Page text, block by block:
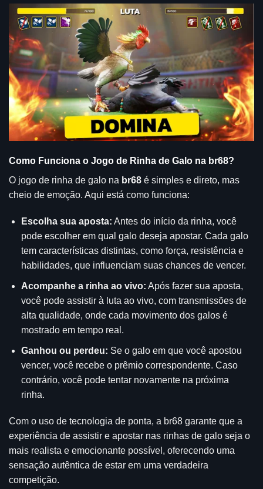
Como Funciona o Jogo de Rinha de Galo na br68?
O jogo de rinha de galo na br68 é simples e direto, mas
cheio de emoção. Aqui está como funciona:
Escolha sua aposta: Antes do início da rinha, você
pode escolher em qual galo deseja apostar. Cada galo
tem características distintas, como força, resistência e
habilidades, que influenciam suas chances de vencer.
Acompanhe a rinha ao vivo: Após fazer sua aposta,
você pode assistir à luta ao vivo, com transmissões de
alta qualidade, onde cada movimento dos galos é
mostrado em tempo real.
Ganhou ou perdeu: Se o galo em que você apostou
vencer, você recebe o prêmio correspondente. Caso
contrário, você pode tentar novamente na próxima
rinha.
Com o uso de tecnologia de ponta, a br68 garante que a
experiência de assistir e apostar nas rinhas de galo seja o
mais realista e emocionante possível, oferecendo uma
sensação autêntica de estar em uma verdadeira
competição.